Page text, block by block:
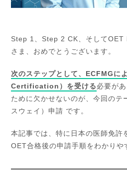
Step 1、Step 2 CK、そしてOET
さま、おめでとうございます。
次のステップとして、ECFMGに
Certification）を受ける必要が
ために欠かせないのが、今回の
スウェイ）申請 です。
本記事では、特に日本の医師免許
OET合格後の申請手順をわかりや